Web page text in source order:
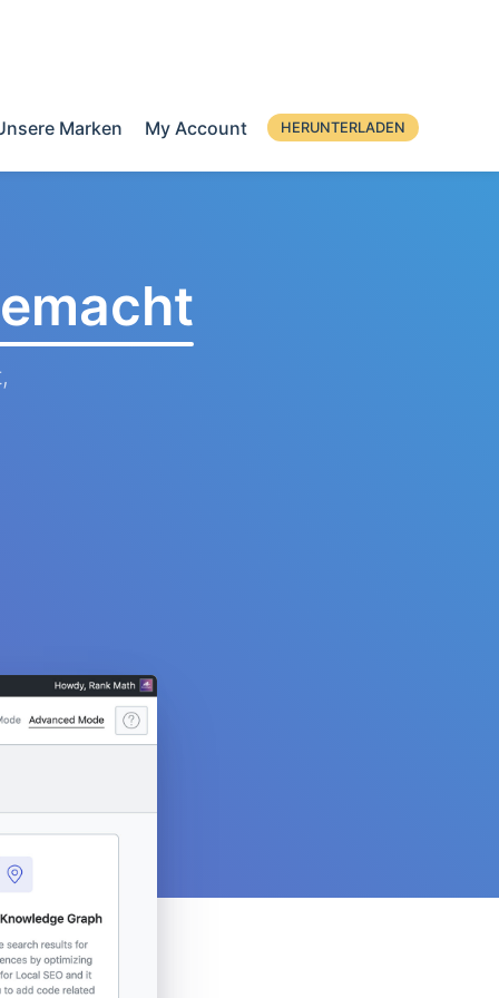
Marken My Account HERUNTERLADEN